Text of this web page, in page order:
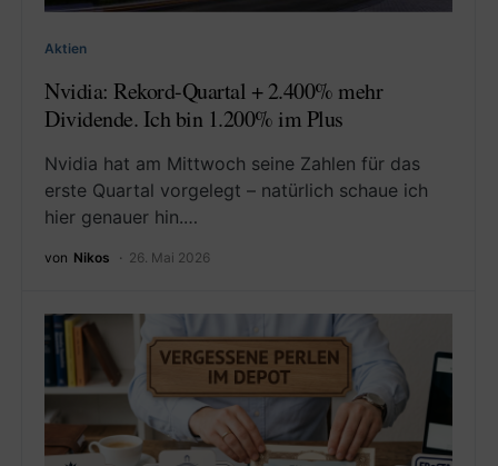
Aktien
Nvidia: Rekord-Quartal + 2.400% mehr
Dividende. Ich bin 1.200% im Plus
Nvidia hat am Mittwoch seine Zahlen für das
erste Quartal vorgelegt – natürlich schaue ich
hier genauer hin.…
von Nikos 26. Mai 2026